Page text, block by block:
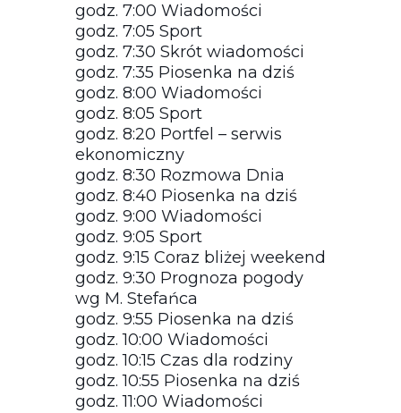
godz. 7:00 Wiadomości
godz. 7:05 Sport
godz. 7:30 Skrót wiadomości
godz. 7:35 Piosenka na dziś
godz. 8:00 Wiadomości
godz. 8:05 Sport
godz. 8:20 Portfel – serwis
ekonomiczny
godz. 8:30 Rozmowa Dnia
godz. 8:40 Piosenka na dziś
godz. 9:00 Wiadomości
godz. 9:05 Sport
godz. 9:15 Coraz bliżej weekend
godz. 9:30 Prognoza pogody
wg M. Stefańca
godz. 9:55 Piosenka na dziś
godz. 10:00 Wiadomości
godz. 10:15 Czas dla rodziny
godz. 10:55 Piosenka na dziś
godz. 11:00 Wiadomości